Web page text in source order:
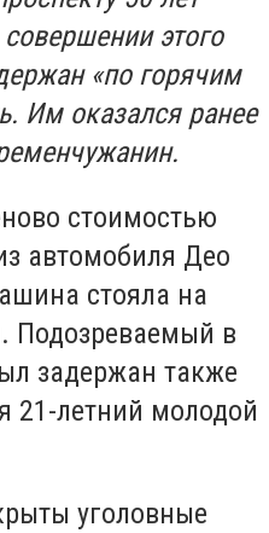
этого
«по горячим
Им оказался ранее
стоимостью
автомобиля Део
стояла на
Подозреваемый в
задержан также
21-летний молодой
уголовные